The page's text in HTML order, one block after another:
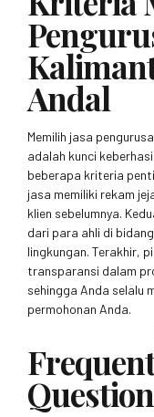
Andal
Memilih jasa
adalah kunci
beberapa kriteria
jasa memiliki rekam
klien sebelumnya.
dari para ahli di
lingkungan. Terakhir,
transparansi dalam
sehingga Anda selalu
permohonan Anda.